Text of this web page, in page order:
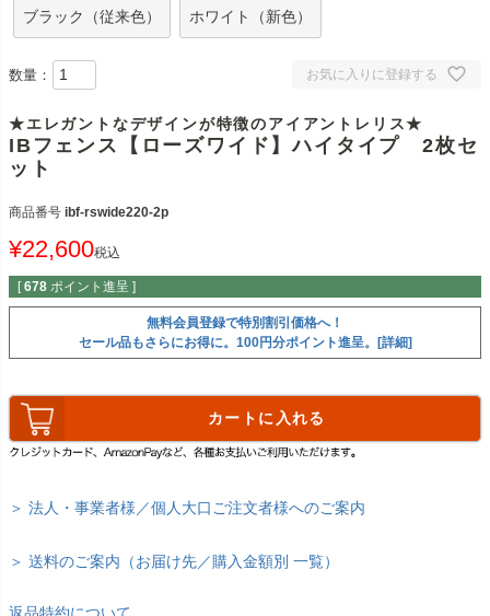
ブラック（従来色） ホワイト（新色）
お気に入りに登録する
数量：
★エレガントなデザインが特徴のアイアントレリス★
IBフェンス【ローズワイド】ハイタイプ 2枚セ
ット
商品番号 ibf-rswide220-2p
¥22,600税込
[ 678 ポイント進呈 ]
無料会員登録で特別割引価格へ！
セール品もさらにお得に。100円分ポイント進呈。[詳細]
カートに入れる
＞ 法人・事業者様／個人大口ご注文者様へのご案内
＞ 送料のご案内（お届け先／購入金額別 一覧）
返品特約について